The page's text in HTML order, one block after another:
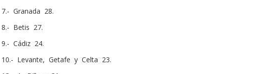
7.- Granada 28.
8.- Betis 27.
9.- Cádiz 24.
10.- Levante, Getafe y Celta 23.